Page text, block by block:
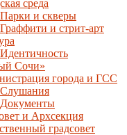
среда
Парки и скверы
Граффити и стрит-арт
Идентичность
Сочи»
города и ГСС
Слушания
Документы
и Архсекция
градсовет